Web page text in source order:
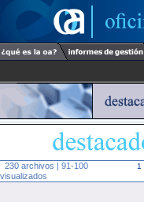
230 archivos | 91-100
visualizados
1